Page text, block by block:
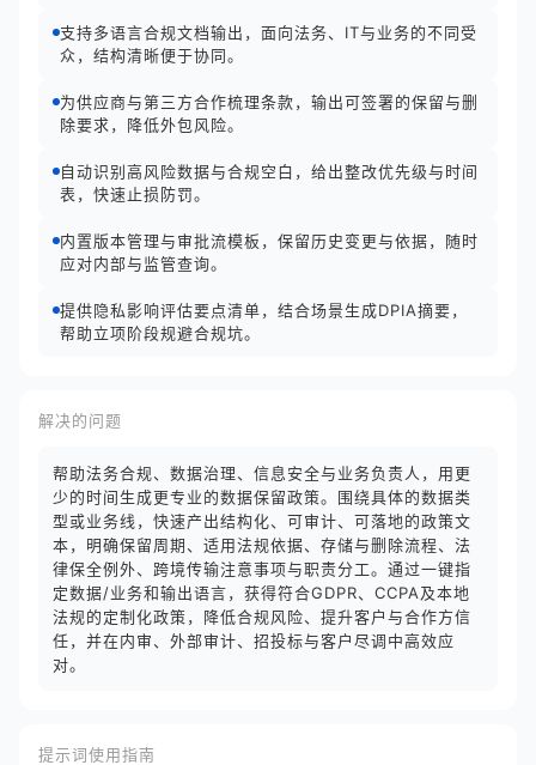
支持多语言合规文档输出，面向法务、IT与业务的不同受
众，结构清晰便于协同。
为供应商与第三方合作梳理条款，输出可签署的保留与删
除要求，降低外包风险。
自动识别高风险数据与合规空白，给出整改优先级与时间
表，快速止损防罚。
内置版本管理与审批流模板，保留历史变更与依据，随时
应对内部与监管查询。
提供隐私影响评估要点清单，结合场景生成DPIA摘要，
帮助立项阶段规避合规坑。
解决的问题
帮助法务合规、数据治理、信息安全与业务负责人，用更
少的时间生成更专业的数据保留政策。围绕具体的数据类
型或业务线，快速产出结构化、可审计、可落地的政策文
本，明确保留周期、适用法规依据、存储与删除流程、法
律保全例外、跨境传输注意事项与职责分工。通过一键指
定数据/业务和输出语言，获得符合GDPR、CCPA及本地
法规的定制化政策，降低合规风险、提升客户与合作方信
任，并在内审、外部审计、招投标与客户尽调中高效应
对。
提示词使用指南